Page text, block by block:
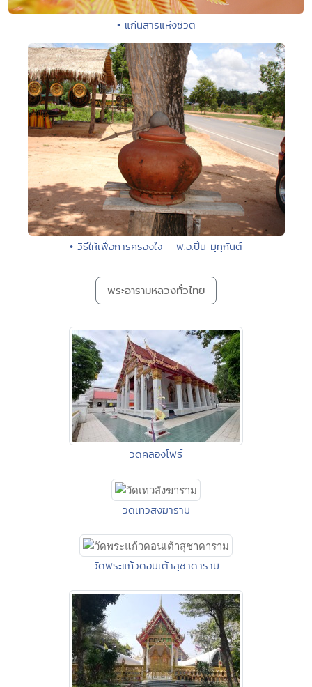
• แก่นสารแห่งชีวิต
• วิธีให้เพื่อการครองใจ - พ.อ.ปิ่น มุทุกันต์
พระอารามหลวงทั่วไทย
วัดคลองโพธิ์
วัดเทวสังฆาราม
วัดพระแก้วดอนเต้าสุชาดาราม